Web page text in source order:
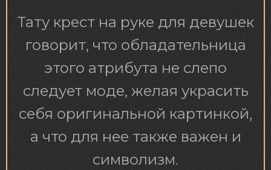
Тату крест на руке для девушек
говорит, что обладательница
этого атрибута не слепо
следует моде, желая украсить
себя оригинальной картинкой,
а что для нее также важен и
символизм.